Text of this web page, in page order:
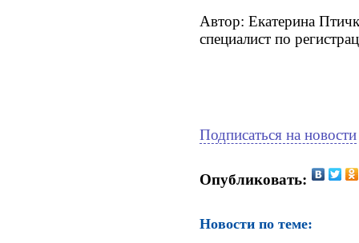
Автор: Екатерина
специалист по
Подписаться на новости
Опубликовать:
Новости по теме: